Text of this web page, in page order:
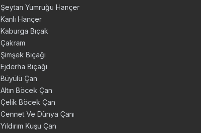
Şeytan Yumruğu Hançer
Kanlı Hançer
Kaburga Bıçak
Çakram
Şimşek Bıçağı
Ejderha Bıçağı
Büyülü Çan
Altın Böcek Çan
Çelik Böcek Çan
Cennet Ve Dünya Çanı
Yıldırım Kuşu Çan